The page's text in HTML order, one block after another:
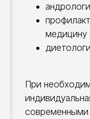
медицину
При
современными